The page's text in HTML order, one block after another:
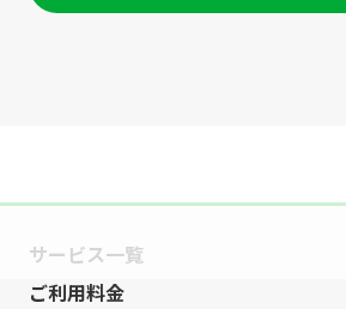
サービス一覧
ご利用料金